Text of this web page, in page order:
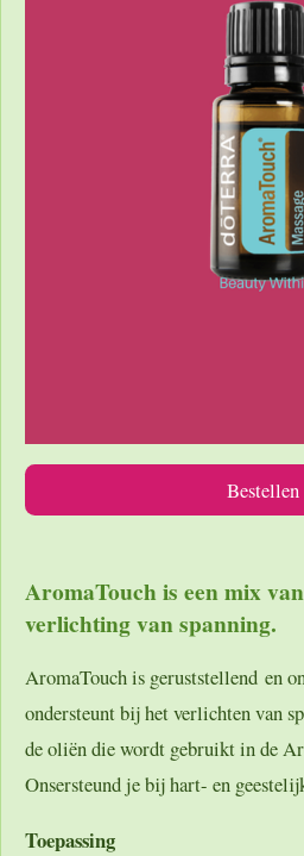
Bestellen
AromaTouch is een mix
verlichting van spanning.
AromaTouch is geruststellend en
ondersteunt bij het verlichten van
de oliën die wordt gebruikt in de
Onsersteund je bij hart- en
Toepassing